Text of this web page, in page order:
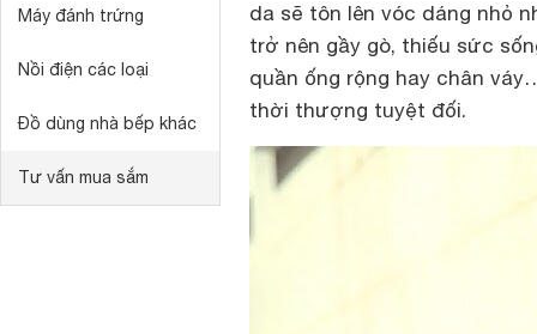
Máy đánh trứng
Nồi điện các loại
Đồ dùng nhà bếp khác
Tư vấn mua sắm
da sẽ tôn lên vóc dáng nhỏ
trở nên gầy gò, thiếu sức
quần ống rộng hay chân
thời thượng tuyệt đối.